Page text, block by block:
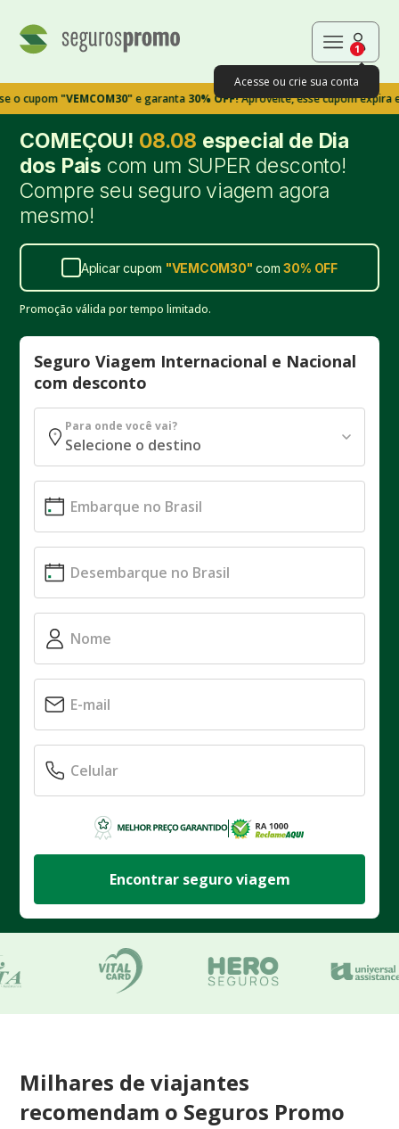
1
Acesse ou crie sua conta
"VEMCOM30"e garanta30% OFF!Aproveite, esse cupom expira em
COMEÇOU! 08.08 especial de Dia
dos Pais com um SUPER desconto!
Compre seu seguro viagem agora
mesmo!
Aplicar cupom "VEMCOM30" com30% OFF
Promoção válida por tempo limitado.
Seguro Viagem Internacional e Nacional
com desconto
Para onde você vai?
Encontrar seguro viagem
Milhares de viajantes
recomendam o Seguros Promo